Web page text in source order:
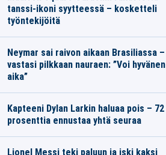
tanssi-ikoni syytteessä – kosketteli
työntekijöitä
Neymar sai raivon aikaan Brasiliassa –
vastasi pilkkaan nauraen: ”Voi hyvänen
aika”
Kapteeni Dylan Larkin haluaa pois – 72
prosenttia ennustaa yhtä seuraa
Lionel Messi teki paluun ja iski kaksi